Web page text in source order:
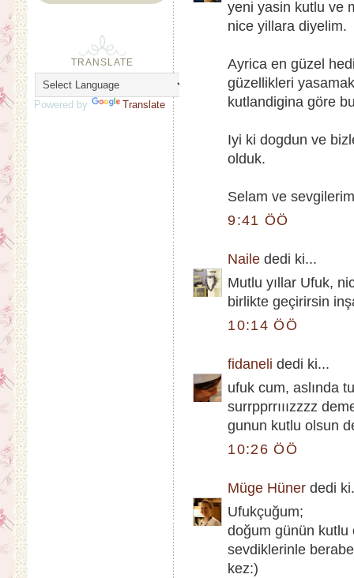
yeni yasin kutlu ve
nice yillara diyelim.
Ayrica en güzel
güzellikleri
kutlandigina göre
Iyi ki dogdun ve
olduk.
Selam ve
9:41 ÖÖ
Naile dedi ki...
Mutlu yıllar Ufuk,
birlikte geçirirsin
10:14 ÖÖ
fidaneli dedi ki...
ufuk cum, aslında
surrpprrııızzzz
gunun kutlu olsun
10:26 ÖÖ
Müge Hüner dedi
Ufukçuğum;
doğum günün kutlu
sevdiklerinle
kez:)
TRANSLATE
Powered by Translate